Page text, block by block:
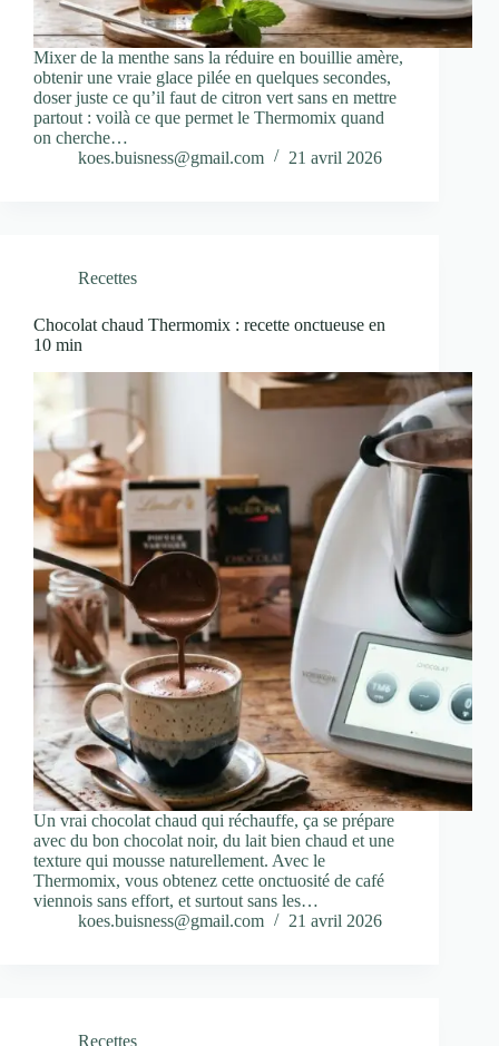
Mixer de la menthe sans la réduire en bouillie amère,
obtenir une vraie glace pilée en quelques secondes,
doser juste ce qu’il faut de citron vert sans en mettre
partout : voilà ce que permet le Thermomix quand
on cherche…
koes.buisness@gmail.com
21 avril 2026
Recettes
Chocolat chaud Thermomix : recette onctueuse en
10 min
Un vrai chocolat chaud qui réchauffe, ça se prépare
avec du bon chocolat noir, du lait bien chaud et une
texture qui mousse naturellement. Avec le
Thermomix, vous obtenez cette onctuosité de café
viennois sans effort, et surtout sans les…
koes.buisness@gmail.com
21 avril 2026
Recettes